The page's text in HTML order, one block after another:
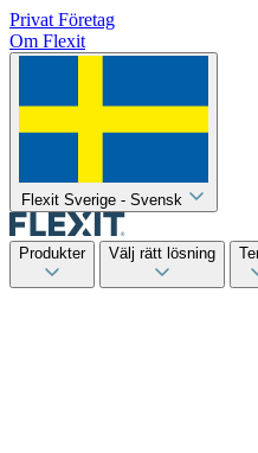
Privat Företag
Om Flexit
Flexit Sverige - Svensk
Produkter Välj rätt lösning